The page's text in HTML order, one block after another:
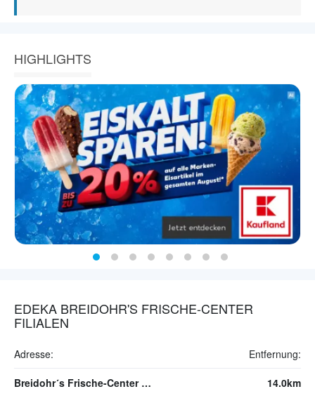
HIGHLIGHTS
EDEKA BREIDOHR'S FRISCHE-CENTER
FILIALEN
Adresse: Entfernung:
Breidohr´s Frische-Center Hilden 14.0km